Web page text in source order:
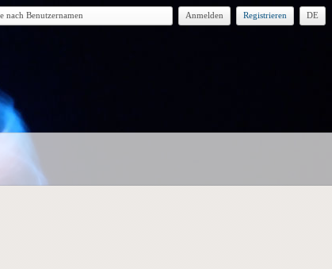
Anmelden Registrieren DE